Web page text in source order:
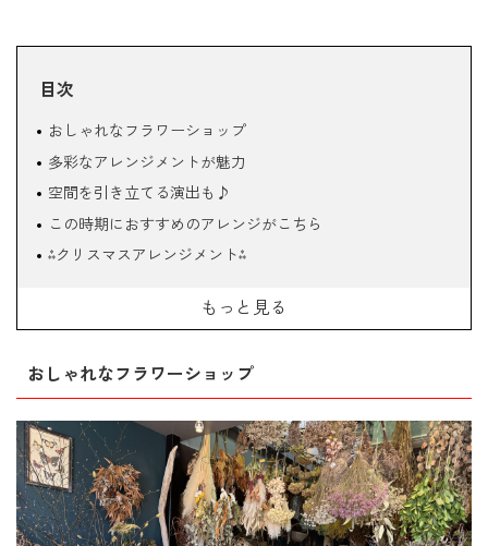
目次
おしゃれなフラワーショップ
多彩なアレンジメントが魅力
空間を引き立てる演出も♪
この時期におすすめのアレンジがこちら
⁂クリスマスアレンジメント⁂
もっと見る
おしゃれなフラワーショップ